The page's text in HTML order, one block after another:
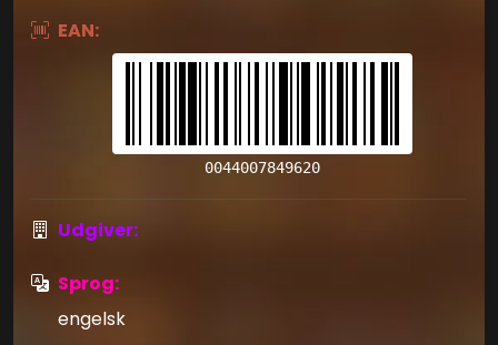
EAN:
0044007849620
Udgiver:
Sprog:
engelsk